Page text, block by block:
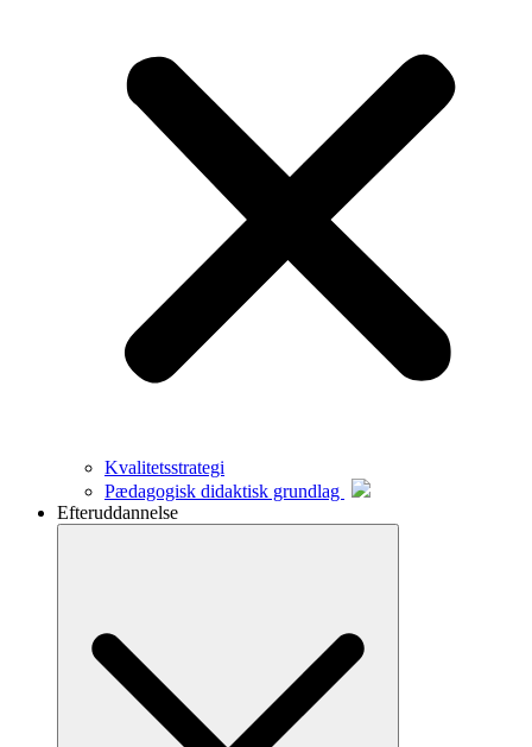
Kvalitetsstrategi
Pædagogisk didaktisk grundlag
Efteruddannelse